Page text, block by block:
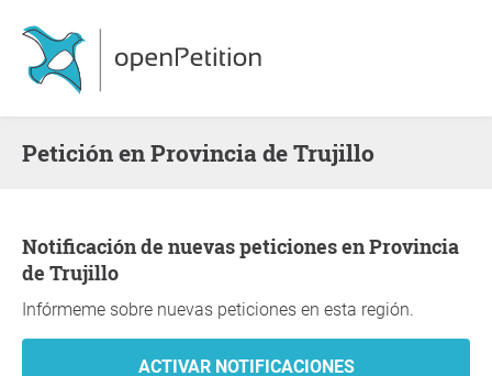
Petición en Provincia de Trujillo
Notificación de nuevas peticiones en Provincia
de Trujillo
Infórmeme sobre nuevas peticiones en esta región.